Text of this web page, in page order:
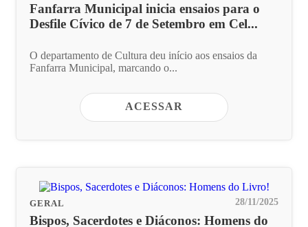
Fanfarra Municipal inicia ensaios para o
Desfile Cívico de 7 de Setembro em Cel...
O departamento de Cultura deu início aos ensaios da
Fanfarra Municipal, marcando o...
ACESSAR
GERAL 28/11/2025
Bispos, Sacerdotes e Diáconos: Homens do